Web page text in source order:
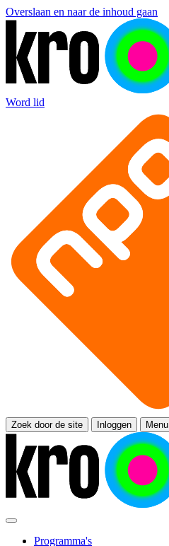
Overslaan en naar de inhoud gaan
Word lid
Zoek door de site Inloggen Menu
Programma's